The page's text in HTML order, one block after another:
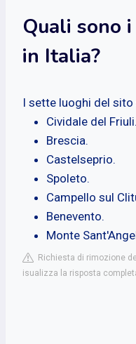
Quali sono
in Italia?
I sette luoghi del sito
Cividale del Friuli.
Brescia.
Castelseprio.
Spoleto.
Campello sul
Benevento.
Monte
Richiesta di rimozione
isualizza la risposta